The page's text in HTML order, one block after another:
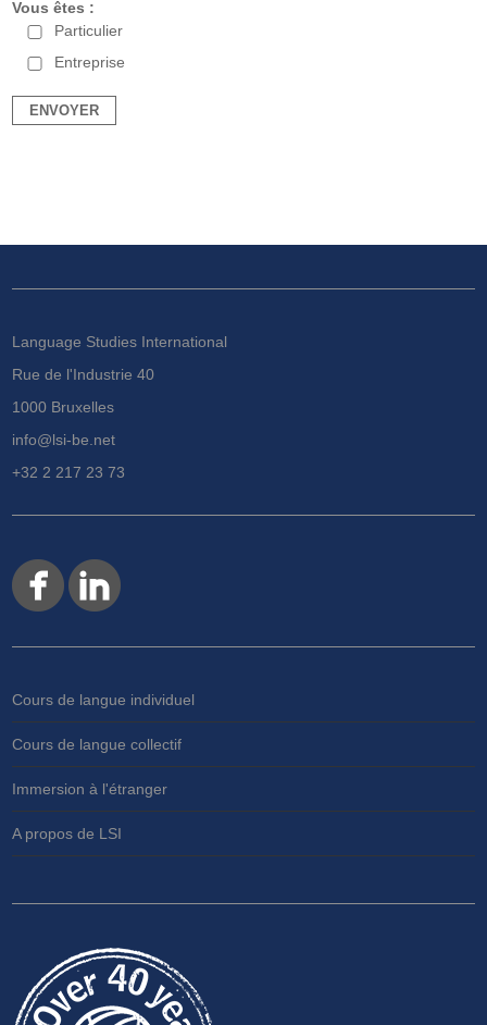
Vous êtes :
Particulier
Entreprise
Language Studies International
Rue de l'Industrie 40
1000 Bruxelles
info@lsi-be.net
+32 2 217 23 73
Cours de langue individuel
Cours de langue collectif
Immersion à l'étranger
A propos de LSI